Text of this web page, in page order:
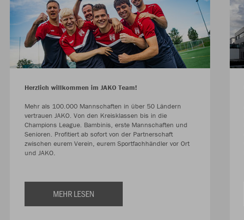
Herzlich willkommen im JAKO Team!
Mehr als 100.000 Mannschaften in über 50 Ländern
vertrauen JAKO. Von den Kreisklassen bis in die
Champions League. Bambinis, erste Mannschaften und
Senioren. Profitiert ab sofort von der Partnerschaft
zwischen eurem Verein, eurem Sportfachhändler vor Ort
und JAKO.
MEHR LESEN